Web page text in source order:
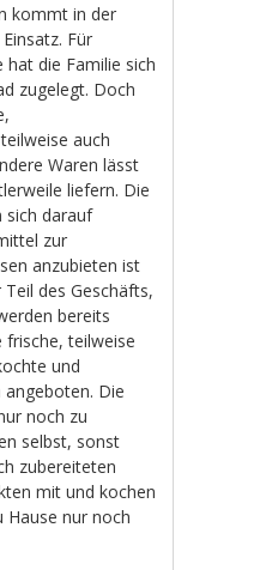
kommt in der
Für
die Familie sich
zugelegt. Doch
auch
Waren lässt
liefern. Die
sich darauf
zur
anzubieten ist
des Geschäfts,
bereits
teilweise
und
Die
noch zu
selbst, sonst
zubereiteten
mit und kochen
Hause nur noch